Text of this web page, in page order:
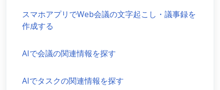
スマホアプリでWeb会議の文字起こし・議事録を
作成する
AIで会議の関連情報を探す
AIでタスクの関連情報を探す